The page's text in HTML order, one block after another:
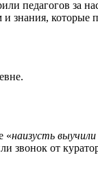
педагогов за
знания, которые
«наизусть
звонок от